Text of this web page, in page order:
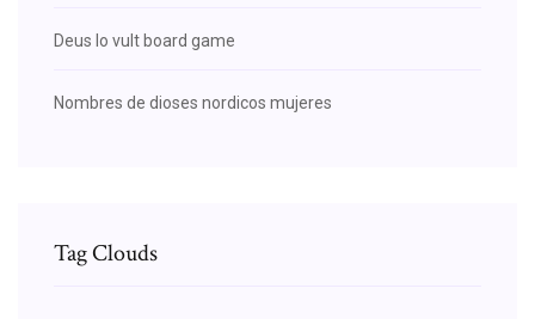
Deus lo vult board game
Nombres de dioses nordicos mujeres
Tag Clouds